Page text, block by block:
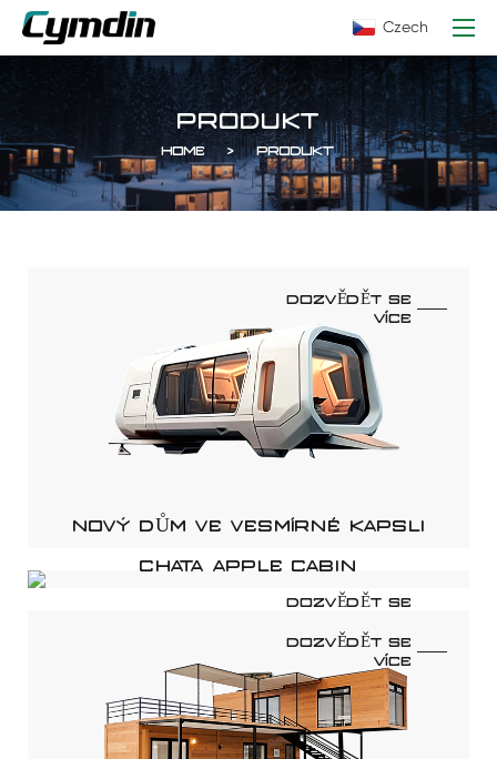
Czech
PRODUKT
HOME PRODUKT
NOVÝ DŮM VE VESMÍRNÉ KAPSLI
DOZVĚDĚT SE
VÍCE
CHATA APPLE CABIN
DOZVĚDĚT SE
DOZVĚDĚT SE
VÍCE